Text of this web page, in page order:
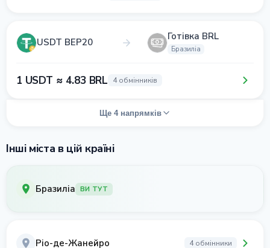
USDT BEP20 Готівка BRL
Бразиліа
1 USDT ≈ 4.83 BRL 4 обмінників
Ще 4 напрямків
Інші міста в цій країні
Бразиліа ВИ ТУТ
Ріо-де-Жанейро 4 обмінники